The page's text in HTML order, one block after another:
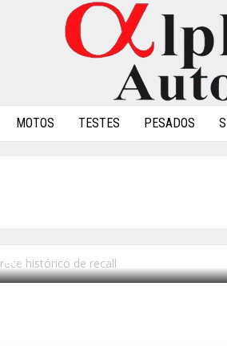
MOTOS TESTES PESADOS
histórico de recall
0